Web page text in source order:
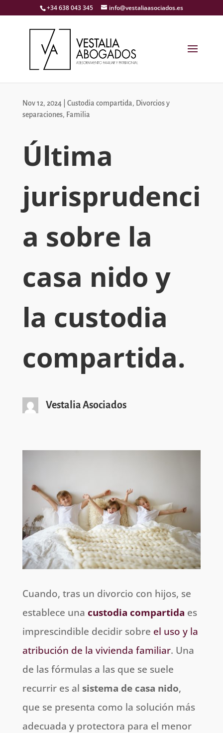
+34 638 043 345 info@vestaliaasociados.es
Nov 12, 2024| Custodia compartida, Divorcios y
separaciones, Familia
Última
jurisprudenci
a sobre la
casa nido y
la custodia
compartida.
Vestalia Asociados
Cuando, tras un divorcio con hijos, se
establece una custodia compartida es
imprescindible decidir sobre el uso y la
atribución de la vivienda familiar. Una
de las fórmulas a las que se suele
recurrir es al sistema de casa nido,
que se presenta como la solución más
adecuada y protectora para el menor